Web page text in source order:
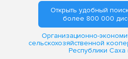
Открыть удобный
более 800 000
Организационно-
сельскохозяйственной
Республики Саха